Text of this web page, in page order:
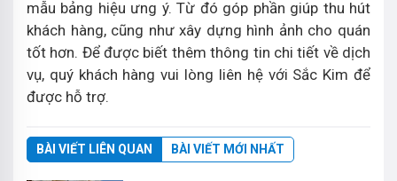
mẫu bảng hiệu ưng ý. Từ đó góp phần giúp thu hút
khách hàng, cũng như xây dựng hình ảnh cho quán
tốt hơn. Để được biết thêm thông tin chi tiết về dịch
vụ, quý khách hàng vui lòng liên hệ với Sắc Kim để
được hỗ trợ.
BÀI VIẾT LIÊN QUAN BÀI VIẾT MỚI NHẤT